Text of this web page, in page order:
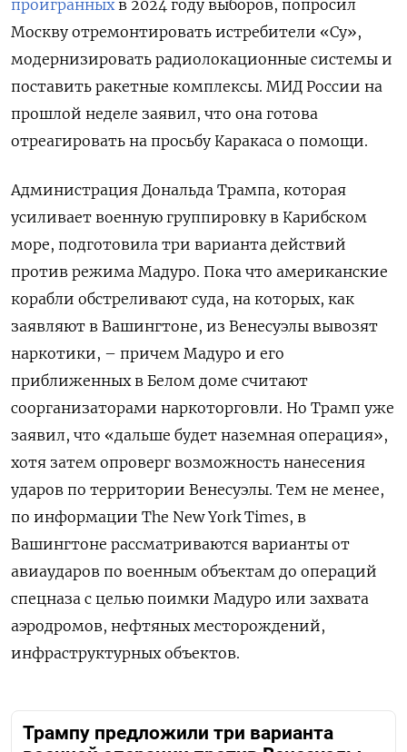
проигранныхв 2024 году выборов, попросил
Москву отремонтировать истребители «Су»,
модернизировать радиолокационные системы и
поставить ракетные комплексы. МИД России на
прошлой неделе заявил, что она готова
отреагировать на просьбу Каракаса о помощи.
Администрация Дональда Трампа, которая
усиливает военную группировку в Карибском
море, подготовила три варианта действий
против режима Мадуро. Пока что американские
корабли обстреливают суда, на которых, как
заявляют в Вашингтоне, из Венесуэлы вывозят
наркотики, – причем Мадуро и его
приближенных в Белом доме считают
соорганизаторами наркоторговли. Но Трамп уже
заявил, что «дальше будет наземная операция»,
хотя затем опроверг возможность нанесения
ударов по территории Венесуэлы. Тем не менее,
по информации The New York Times, в
Вашингтоне рассматриваются варианты от
авиаударов по военным объектам до операций
спецназа с целью поимки Мадуро или захвата
аэродромов, нефтяных месторождений,
инфраструктурных объектов.
Трампу предложили три варианта